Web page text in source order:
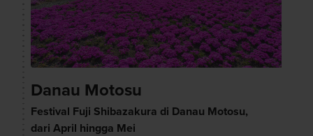
Danau Motosu
Festival Fuji Shibazakura di Danau Motosu,
dari April hingga Mei